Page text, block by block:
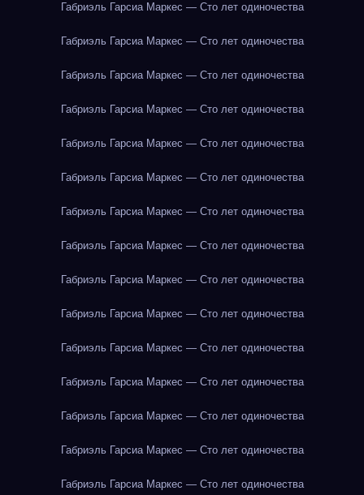
Габриэль Гарсиа Маркес — Сто лет одиночества
Габриэль Гарсиа Маркес — Сто лет одиночества
Габриэль Гарсиа Маркес — Сто лет одиночества
Габриэль Гарсиа Маркес — Сто лет одиночества
Габриэль Гарсиа Маркес — Сто лет одиночества
Габриэль Гарсиа Маркес — Сто лет одиночества
Габриэль Гарсиа Маркес — Сто лет одиночества
Габриэль Гарсиа Маркес — Сто лет одиночества
Габриэль Гарсиа Маркес — Сто лет одиночества
Габриэль Гарсиа Маркес — Сто лет одиночества
Габриэль Гарсиа Маркес — Сто лет одиночества
Габриэль Гарсиа Маркес — Сто лет одиночества
Габриэль Гарсиа Маркес — Сто лет одиночества
Габриэль Гарсиа Маркес — Сто лет одиночества
Габриэль Гарсиа Маркес — Сто лет одиночества